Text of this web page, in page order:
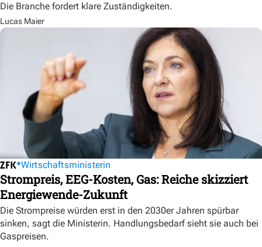
Die Branche fordert klare Zuständigkeiten.
Lucas Maier
Wirtschaftsministerin
Strompreis, EEG-Kosten, Gas: Reiche skizziert
Energiewende-Zukunft
Die Strompreise würden erst in den 2030er Jahren spürbar
sinken, sagt die Ministerin. Handlungsbedarf sieht sie auch bei
Gaspreisen.